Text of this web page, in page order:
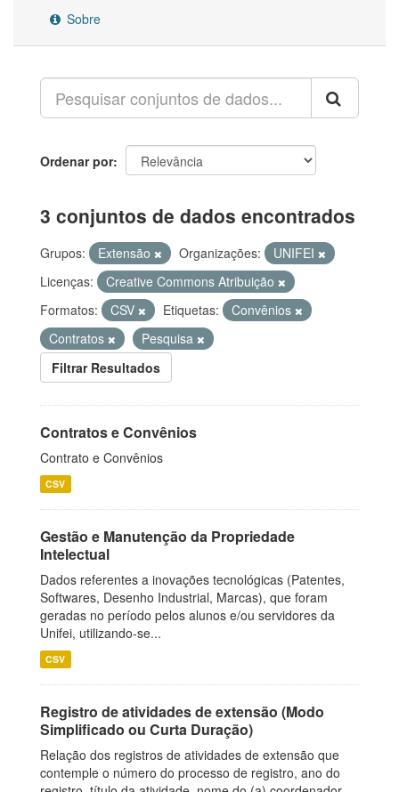
Sobre
Ordenar por
3 conjuntos de dados encontrados
Grupos: Extensão Organizações:
UNIFEI
Licenças:
Creative Commons Atribuição
Formatos:
CSV Etiquetas:
Convênios
Contratos
Pesquisa
Filtrar Resultados
Contratos e Convênios
Contrato e Convênios
CSV
Gestão e Manutenção da Propriedade
Intelectual
Dados referentes a inovações tecnológicas (Patentes,
Softwares, Desenho Industrial, Marcas), que foram
geradas no período pelos alunos e/ou servidores da
Unifei, utilizando-se...
CSV
Registro de atividades de extensão (Modo
Simplificado ou Curta Duração)
Relação dos registros de atividades de extensão que
contemple o número do processo de registro, ano do